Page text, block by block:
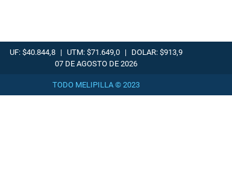
UF: $40.844,8 | UTM: $71.649,0 |
DOLAR: $913,9
07 DE AGOSTO DE 2026
TODO MELIPILLA © 2023